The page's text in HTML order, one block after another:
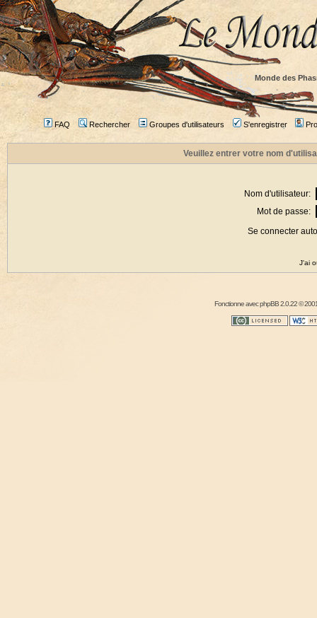
Monde des
FAQ Rechercher Groupes d'utilisateurs S'enregistrer
Veuillez entrer votre nom
Nom d'utilisateur:
Mot de passe:
Se connecter
J'ai
Fonctionne avecphpBB2.0.22 ©